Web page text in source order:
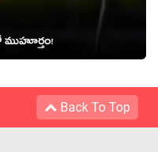
Back To Top